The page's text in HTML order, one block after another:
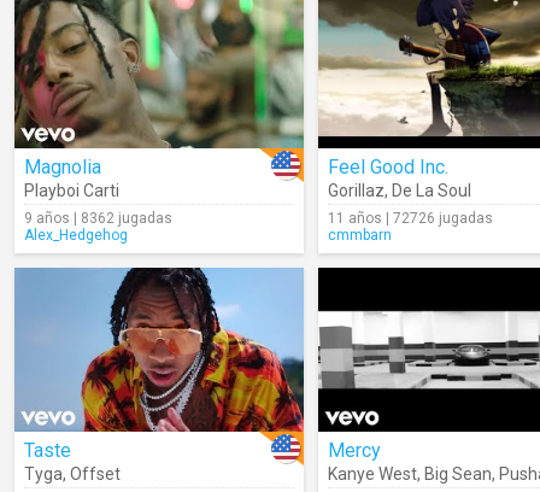
Magnolia
Playboi Carti
9 años | 8362 jugadas
Alex_Hedgehog
Feel Good Inc.
Gorillaz, De La Soul
11 años | 72726 jugadas
cmmbarn
Taste
Tyga, Offset
Mercy
Kanye West, Big Sean,